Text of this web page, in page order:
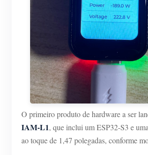
O primeiro produto de hardware a ser
IAM-L1, que inclui um ESP32-S3 e
ao toque de 1,47 polegadas, conforme